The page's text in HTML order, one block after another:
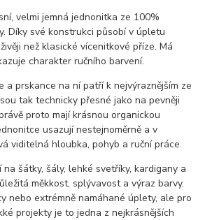
velmi jemná jednonitka ze 100%
Díky své konstrukci působí v úpletu
než klasické vícenitkové příze. Má
charakter ručního barvení.
a prskance na ní patří k nejvýraznějším ze
tak technicky přesné jako na pevněji
proto mají krásnou organickou
usazují nestejnoměrně a v
viditelná hloubka, pohyb a ruční práce.
šátky, šály, lehké svetříky, kardigany a
měkkost, splývavost a výraz barvy.
nebo extrémně namáhané úplety, ale pro
projekty je to jedna z nejkrásnějších